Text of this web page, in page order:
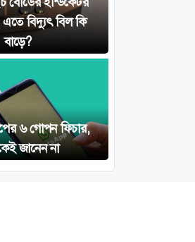
বিদ্যুৎ বিল কি
বাড়ে?
৬ গোপন ফিচার,
জানেন না